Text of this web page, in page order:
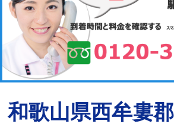
和歌山県西牟婁